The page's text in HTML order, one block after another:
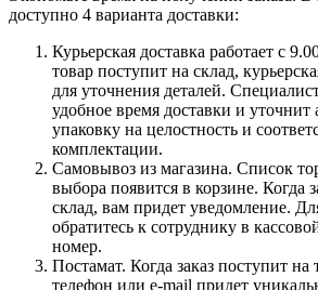
доступно 4 варианта доставки:
Курьерская доставка работает с
товар поступит на склад,
для уточнения деталей.
удобное время доставки и уточнит
упаковку на целостность и
комплектации.
Самовывоз из магазина. Список
выбора появится в корзине. Когда
склад, вам придет уведомление.
обратитесь к сотруднику в
номер.
Постамат. Когда заказ поступит на
телефон или e-mail придет